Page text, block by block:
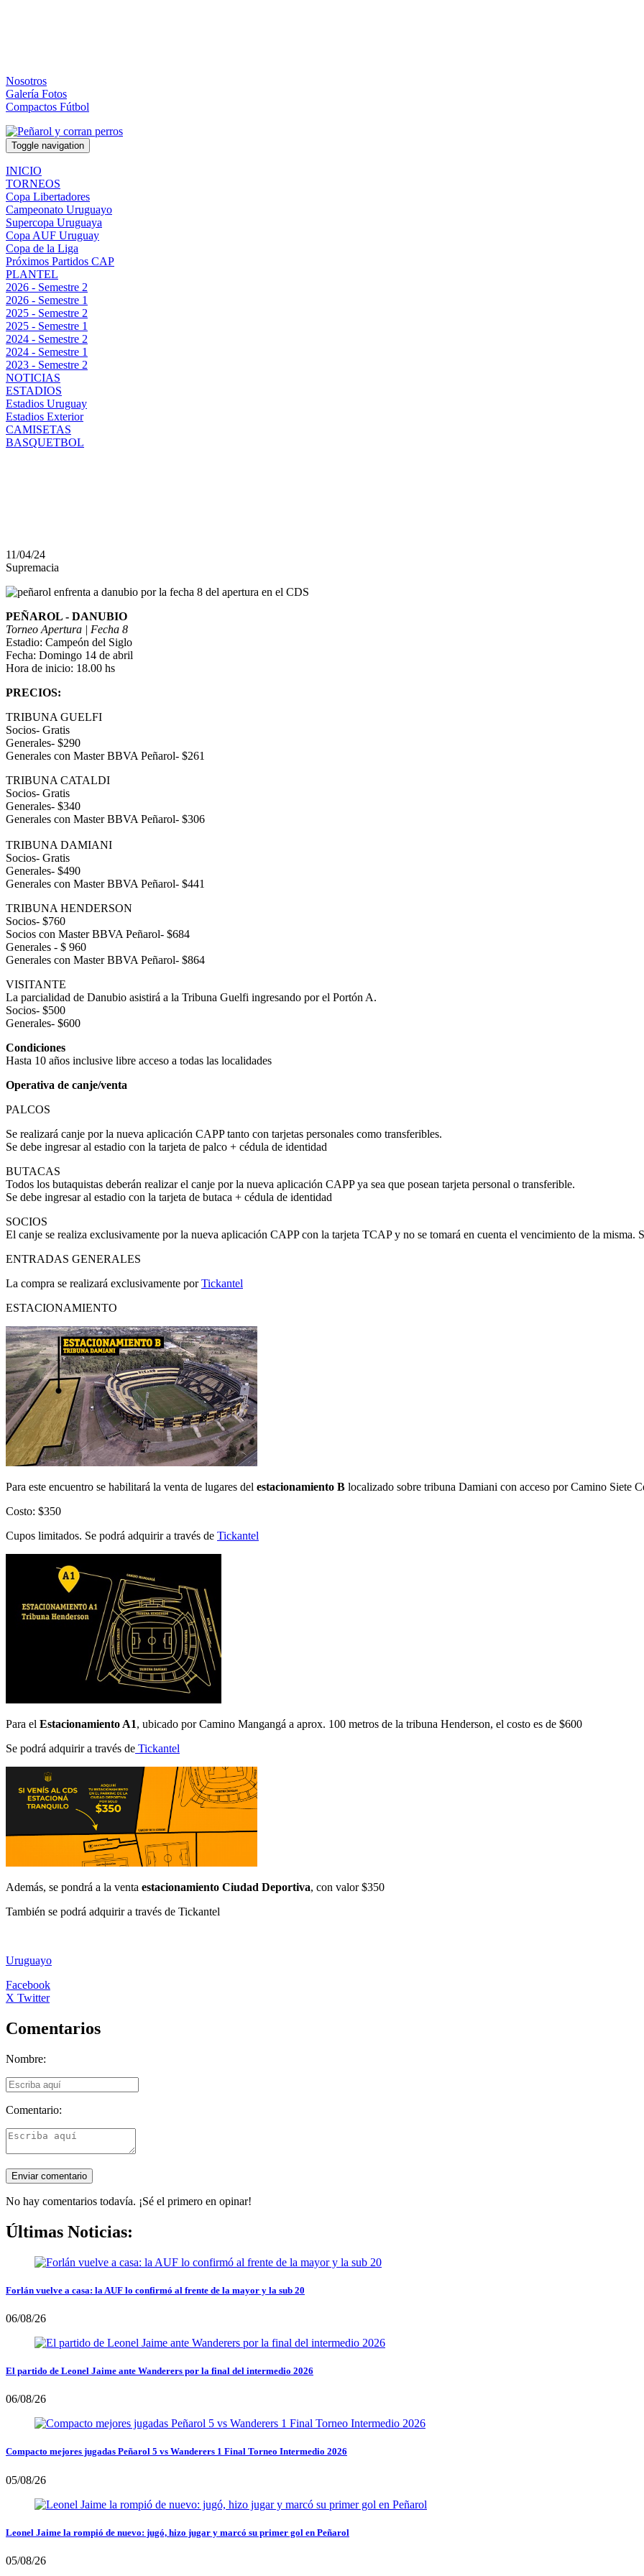
Nosotros
Galería Fotos
Compactos Fútbol
Toggle navigation
INICIO
TORNEOS
Copa Libertadores
Campeonato Uruguayo
Supercopa Uruguaya
Copa AUF Uruguay
Copa de la Liga
Próximos Partidos CAP
PLANTEL
2026 - Semestre 2
2026 - Semestre 1
2025 - Semestre 2
2025 - Semestre 1
2024 - Semestre 2
2024 - Semestre 1
2023 - Semestre 2
NOTICIAS
ESTADIOS
Estadios Uruguay
Estadios Exterior
CAMISETAS
BASQUETBOL
11/04/24
Supremacia
PEÑAROL - DANUBIO
Torneo Apertura | Fecha 8
Estadio: Campeón del Siglo
Fecha: Domingo 14 de abril
Hora de inicio: 18.00 hs
PRECIOS:
TRIBUNA GUELFI
Socios- Gratis
Generales- $290
Generales con Master BBVA Peñarol- $261
TRIBUNA CATALDI
Socios- Gratis
Generales- $340
Generales con Master BBVA Peñarol- $306
TRIBUNA DAMIANI
Socios- Gratis
Generales- $490
Generales con Master BBVA Peñarol- $441
TRIBUNA HENDERSON
Socios- $760
Socios con Master BBVA Peñarol- $684
Generales - $ 960
Generales con Master BBVA Peñarol- $864
VISITANTE
La parcialidad de Danubio asistirá a la Tribuna Guelfi ingresando por el Portón A.
Socios- $500
Generales- $600
Condiciones
Hasta 10 años inclusive libre acceso a todas las localidades
Operativa de canje/venta
PALCOS
Se realizará canje por la nueva aplicación CAPP tanto con tarjetas personales como transferibles.
Se debe ingresar al estadio con la tarjeta de palco + cédula de identidad
BUTACAS
Todos los butaquistas deberán realizar el canje por la nueva aplicación CAPP ya sea que posean tarjeta personal o transferible.
Se debe ingresar al estadio con la tarjeta de butaca + cédula de identidad
SOCIOS
El canje se realiza exclusivamente por la nueva aplicación CAPP con la tarjeta TCAP y no se tomará en cuenta el vencimiento de la misma.
ENTRADAS GENERALES
La compra se realizará exclusivamente porTickantel
ESTACIONAMIENTO
Para este encuentro se habilitará la venta de lugares del estacionamiento B localizado sobre tribuna Damiani con acceso por Camino Siete
Costo: $350
Cupos limitados. Se podrá adquirir a través de Tickantel
Para el Estacionamiento A1, ubicado por Camino Mangangá a aprox. 100 metros de la tribuna Henderson, el costo es de $600
Se podrá adquirir a través de Tickantel
Además, se pondrá a la venta estacionamiento Ciudad Deportiva, con valor $350
También se podrá adquirir a través de Tickantel
Uruguayo
Facebook
X Twitter
Comentarios
Nombre:
Comentario:
No hay comentarios todavía. ¡Sé el primero en opinar!
Últimas Noticias:
Forlán vuelve a casa: la AUF lo confirmó al frente de la mayor y la sub 20
06/08/26
El partido de Leonel Jaime ante Wanderers por la final del intermedio 2026
06/08/26
Compacto mejores jugadas Peñarol 5 vs Wanderers 1 Final Torneo Intermedio 2026
05/08/26
Leonel Jaime la rompió de nuevo: jugó, hizo jugar y marcó su primer gol en Peñarol
05/08/26